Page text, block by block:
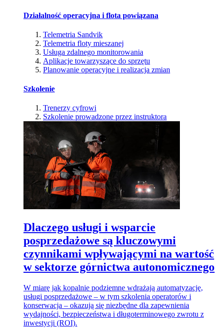
Działalność operacyjna i flota powiązana
Telemetria Sandvik
Telemetria floty mieszanej
Usługa zdalnego monitorowania
Aplikacje towarzyszące do sprzętu
Planowanie operacyjne i realizacja zmian
Szkolenie
Trenerzy cyfrowi
Szkolenie prowadzone przez instruktora
Dlaczego usługi i wsparcie
posprzedażowe są kluczowymi
czynnikami wpływającymi na wartość
w sektorze górnictwa autonomicznego
W miarę jak kopalnie podziemne wdrażają automatyzację,
usługi posprzedażowe – w tym szkolenia operatorów i
konserwacja – okazują się niezbędne dla zapewnienia
wydajności, bezpieczeństwa i długoterminowego zwrotu z
inwestycji (ROI).